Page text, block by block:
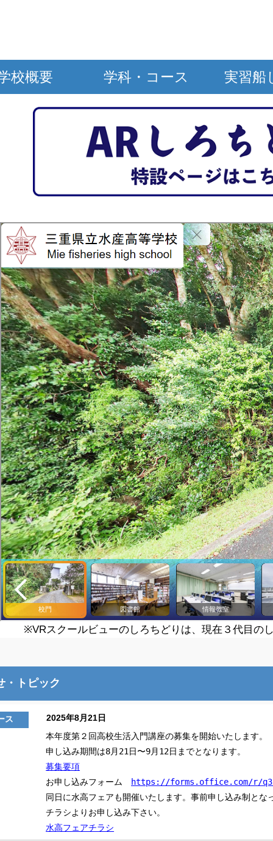
校概要 学科・コース 実習船
ス
2025年8月21日
本年度第２回高校生活入門講座の募集を開始いたします。
申し込み期間は8月21日〜9月12日までとなります。
募集要項
お申し込みフォーム https://forms.office.com/r/
同日に水高フェアも開催いたします。事前申し込み制とな
チラシよりお申し込み下さい。
水高フェアチラシ
・トピック
※VRスクールビューのしろちどりは、現在３代目の